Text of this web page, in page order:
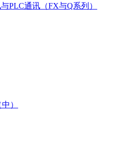
PLC通讯（FX与Q系列）
）